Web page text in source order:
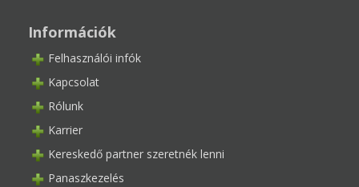
Információk
Felhasználói infók
Kapcsolat
Rólunk
Karrier
Kereskedő partner szeretnék lenni
Panaszkezelés